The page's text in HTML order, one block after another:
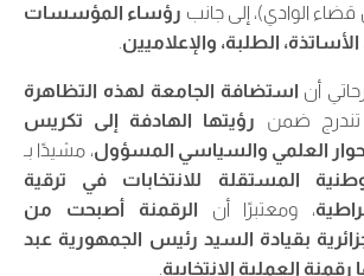
الوادي)، إلى جانب رؤساء المؤسسات
الأساتذة، الطلبة، والإعلاميين.
أن استضافة الجامعة لهذه التظاهرة
ضمن
رؤيتها الهادفة إلى تكريس
العلمي والسياسي المسؤول، مشيدًا بـ
المستقلة للانتخابات في ترقية
، ومعتبرًا أن
الرقمنة أصبحت من
بقيادة السيد رئيس الجمهورية عبد
العملية الانتخابية.